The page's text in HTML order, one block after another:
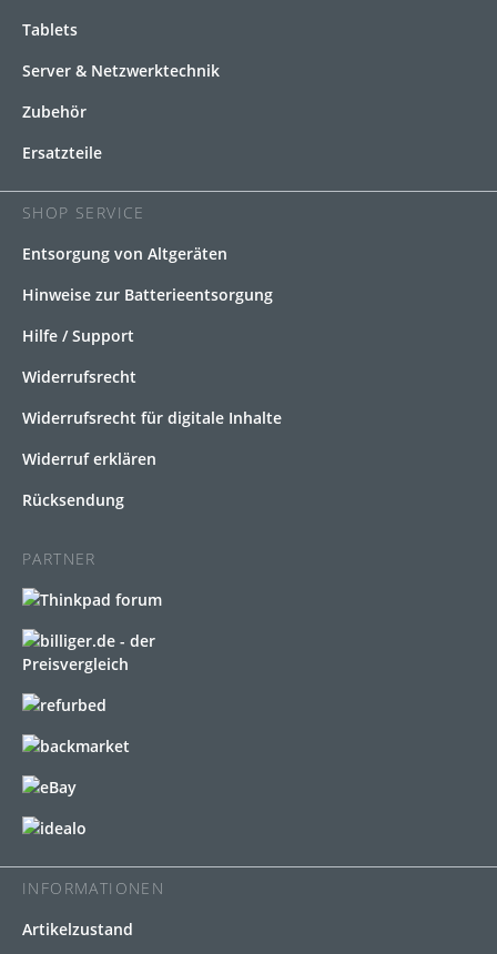
Tablets
Server & Netzwerktechnik
Zubehör
Ersatzteile
SHOP SERVICE
Entsorgung von Altgeräten
Hinweise zur Batterieentsorgung
Hilfe / Support
Widerrufsrecht
Widerrufsrecht für digitale Inhalte
Widerruf erklären
Rücksendung
PARTNER
INFORMATIONEN
Artikelzustand